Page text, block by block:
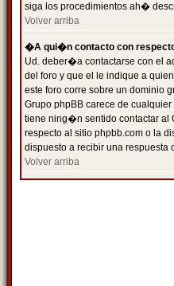
siga los procedimientos ah�
Volver arriba
�A qui�n contacto con
Ud. deber�a contactarse con el
del foro y que el le indique a
este foro corre sobre un dominio
Grupo phpBB carece de
tiene ning�n sentido contactar al
respecto al sitio phpbb.com o la
dispuesto a recibir una respuesta
Volver arriba